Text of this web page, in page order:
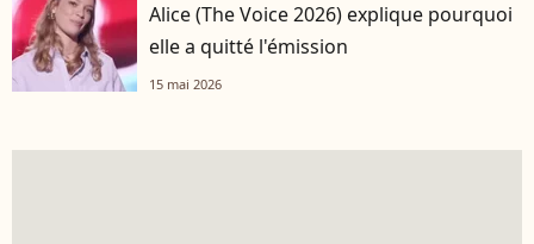
Alice (The Voice 2026) explique pourquoi
elle a quitté l'émission
15 mai 2026